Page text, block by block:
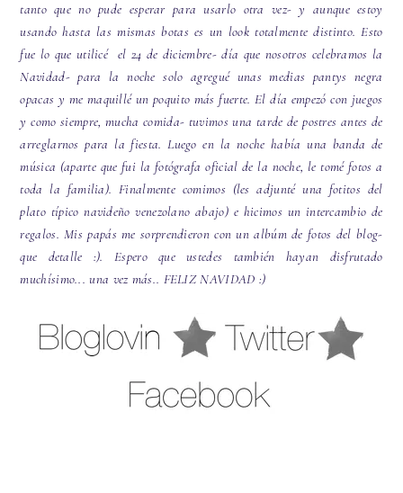
tanto que no pude esperar para usarlo otra vez- y aunque estoy
usando hasta las mismas botas es un look totalmente distinto. Esto
fue lo que utilicé el 24 de diciembre- día que nosotros celebramos la
Navidad- para la noche solo agregué unas medias pantys negra
opacas y me maquillé un poquito más fuerte. El día empezó con juegos
y como siempre, mucha comida- tuvimos una tarde de postres antes de
arreglarnos para la fiesta. Luego en la noche había una banda de
música (aparte que fui la fotógrafa oficial de la noche, le tomé fotos a
toda la familia). Finalmente comimos (les adjunté una fotitos del
plato típico navideño venezolano abajo) e hicimos un intercambio de
regalos. Mis papás me sorprendieron con un albúm de fotos del blog-
que detalle :). Espero que ustedes también hayan disfrutado
muchísimo... una vez más.. FELIZ NAVIDAD :)